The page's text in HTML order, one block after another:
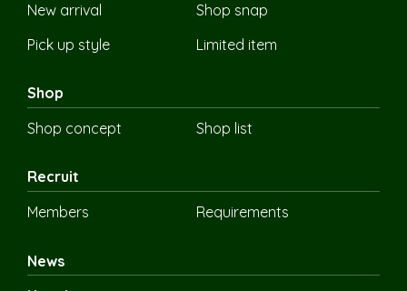
New arrival
Shop snap
Pick up style
Limited item
Shop
Shop concept
Shop list
Recruit
Members
Requirements
News